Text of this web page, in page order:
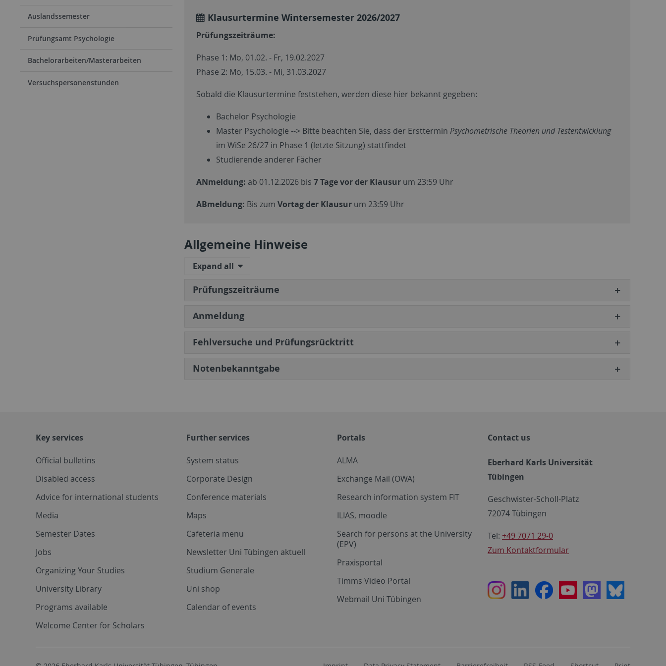
Auslandssemester
Prüfungsamt Psychologie
Bachelorarbeiten/Masterarbeiten
Versuchspersonenstunden
Klausurtermine Wintersemester 2026/2027
Prüfungszeiträume:
Phase 1: Mo, 01.02. - Fr, 19.02.2027
Phase 2: Mo, 15.03. - Mi, 31.03.2027
Sobald die Klausurtermine feststehen, werden diese hier bekannt gegeben:
Bachelor Psychologie
Master Psychologie --> Bitte beachten Sie, dass der Ersttermin Psychometrische Theorien und Testentwicklung
im WiSe 26/27 in Phase 1 (letzte Sitzung) stattfindet
Studierende anderer Fächer
ANmeldung: ab 01.12.2026 bis 7 Tage vor der Klausur um 23:59 Uhr
ABmeldung: Bis zum Vortag der Klausur um 23:59 Uhr
Allgemeine Hinweise
Expand all
Prüfungszeiträume
Anmeldung
Fehlversuche und Prüfungsrücktritt
Notenbekanntgabe
Key services
Official bulletins
Disabled access
Advice for international students
Media
Semester Dates
Jobs
Organizing Your Studies
University Library
Programs available
Welcome Center for Scholars
Further services
System status
Corporate Design
Conference materials
Maps
Cafeteria menu
Newsletter Uni Tübingen aktuell
Studium Generale
Uni shop
Calendar of events
Portals
ALMA
Exchange Mail (OWA)
Research information system FIT
ILIAS, moodle
Search for persons at the University
(EPV)
Praxisportal
Timms Video Portal
Webmail Uni Tübingen
Contact us
Eberhard Karls Universität
Tübingen
Geschwister-Scholl-Platz
72074 Tübingen
Tel: +49 7071 29-0
Zum Kontaktformular
InstagramLinkedInFacebookYoutubeMastodon
Bluesky